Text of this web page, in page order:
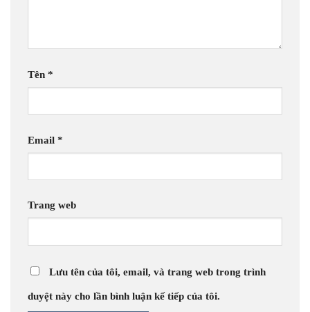
Tên *
Email *
Trang web
Lưu tên của tôi, email, và trang web trong trình
duyệt này cho lần bình luận kế tiếp của tôi.